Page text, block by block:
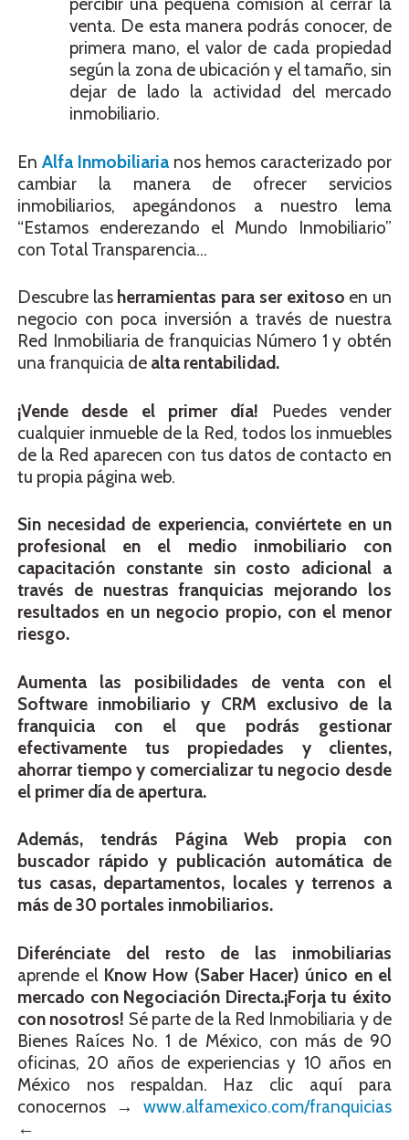
percibir una pequeña comisión al cerrar la
venta. De esta manera podrás conocer, de
primera mano, el valor de cada propiedad
según la zona de ubicación y el tamaño, sin
dejar de lado la actividad del mercado
inmobiliario.
En Alfa Inmobiliaria nos hemos caracterizado por
cambiar la manera de ofrecer servicios
inmobiliarios, apegándonos a nuestro lema
“Estamos enderezando el Mundo Inmobiliario”
con Total Transparencia…
Descubre las herramientas para ser exitoso en un
negocio con poca inversión a través de nuestra
Red Inmobiliaria de franquicias Número 1 y obtén
una franquicia de alta rentabilidad.
¡Vende desde el primer día! Puedes vender
cualquier inmueble de la Red, todos los inmuebles
de la Red aparecen con tus datos de contacto en
tu propia página web.
Sin necesidad de experiencia, conviértete en un
profesional en el medio inmobiliario con
capacitación constante sin costo adicional a
través de nuestras franquicias mejorando los
resultados en un negocio propio, con el menor
riesgo.
Aumenta las posibilidades de venta con el
Software inmobiliario y CRM exclusivo de la
franquicia con el que podrás gestionar
efectivamente tus propiedades y clientes,
ahorrar tiempo y comercializar tu negocio desde
el primer día de apertura.
Además, tendrás Página Web propia con
buscador rápido y publicación automática de
tus casas, departamentos, locales y terrenos a
más de 30 portales inmobiliarios.
Diferénciate del resto de las inmobiliarias
aprende el Know How (Saber Hacer) único en el
mercado con Negociación Directa.¡Forja tu éxito
con nosotros! Sé parte de la Red Inmobiliaria y de
Bienes Raíces No. 1 de México, con más de 90
oficinas, 20 años de experiencias y 10 años en
México nos respaldan. Haz clic aquí para
conocernos → www.alfamexico.com/franquicias
←